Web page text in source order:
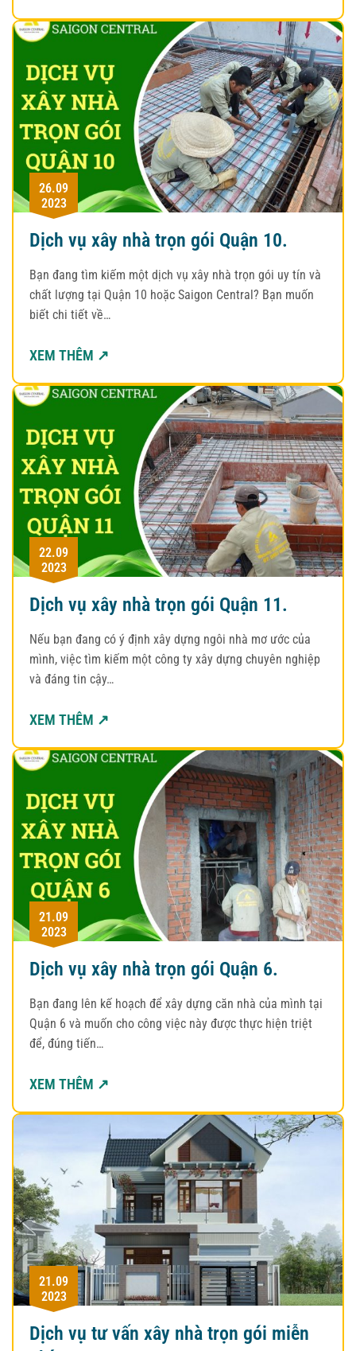
26.09
2023
Dịch vụ xây nhà trọn gói Quận 10.
Bạn đang tìm kiếm một dịch vụ xây nhà trọn gói uy tín và
chất lượng tại Quận 10 hoặc Saigon Central? Bạn muốn
biết chi tiết về…
XEM THÊM ↗
22.09
2023
Dịch vụ xây nhà trọn gói Quận 11.
Nếu bạn đang có ý định xây dựng ngôi nhà mơ ước của
mình, việc tìm kiếm một công ty xây dựng chuyên nghiệp
và đáng tin cậy…
XEM THÊM ↗
21.09
2023
Dịch vụ xây nhà trọn gói Quận 6.
Bạn đang lên kế hoạch để xây dựng căn nhà của mình tại
Quận 6 và muốn cho công việc này được thực hiện triệt
để, đúng tiến…
XEM THÊM ↗
21.09
2023
Dịch vụ tư vấn xây nhà trọn gói miễn